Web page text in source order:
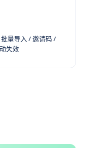
量导入 / 邀请码 /
失效